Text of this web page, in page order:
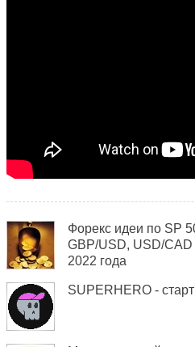
Форекс идеи по SP
GBP/USD, USD/
2022 года
SUPERHERO -